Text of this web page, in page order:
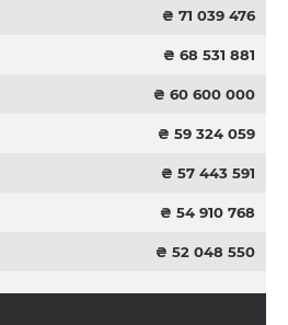
₴ 71 039 476
₴ 68 531 881
₴ 60 600 000
₴ 59 324 059
₴ 57 443 591
₴ 54 910 768
₴ 52 048 550